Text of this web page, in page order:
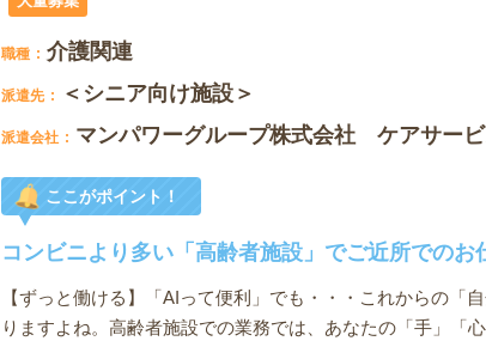
職種 介護関連
派遣先 ＜シニア向け施設＞
派遣会社 マンパワーグループ株式会社 ケアサー
ここがポイント！
コンビニより多い「高齢者施設」でご近所でのお
【ずっと働ける】「AIって便利」でも・・・これからの「
りますよね。高齢者施設での業務では、あなたの「手」「